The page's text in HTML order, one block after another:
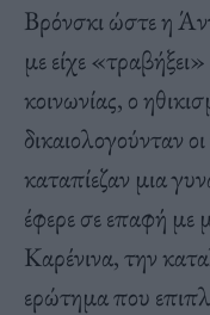
Βρόνσκι ώστε η
με είχε
κοινωνίας, ο
δικαιολογούνταν
καταπίεζαν μια
έφερε σε επαφή με
Καρένινα, την
ερώτημα που